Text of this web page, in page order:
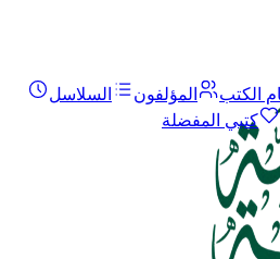
الكتب المؤلفون
السلاسل
كتبي المفضلة